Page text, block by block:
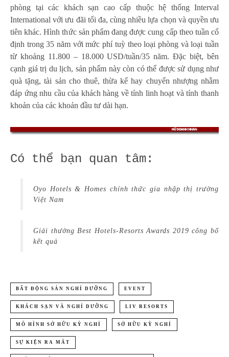
phòng tại các khách sạn cao cấp thuộc hệ thống Interval
International với ưu đãi tối đa, cùng nhiều lựa chọn và quyền ưu
tiên khác. Hình thức sản phẩm đang được cung cấp theo tuần cố
định trong 35 năm với mức phí tuỳ theo loại phòng và loại tuần
từ khoảng 11.800 – 18.000 USD/tuần/35 năm. Đặc biệt, bên
cạnh giá trị du lịch, sản phẩm này còn có thể được sử dụng như
quà tặng, tài sản cho thuê, thừa kế hay chuyển nhượng nhằm
đáp ứng nhu cầu của khách hàng về tính linh hoạt và tính thanh
khoản của các khoản đầu tư dài hạn.
Có thể bạn quan tâm:
Oyo Hotels & Homes chính thức gia nhập thị trường
Việt Nam
Giải thưởng Best Hotels-Resorts Awards 2019 công bố
kết quả
BẤT ĐỘNG SẢN NGHỈ DƯỠNG EVENT
KHÁCH SẠN VÀ NGHỈ DƯỠNG LIV RESORTS
MÔ HÌNH SỞ HỮU KỲ NGHỈ SỞ HỮU KỲ NGHỈ
SỰ KIỆN RA MẮT